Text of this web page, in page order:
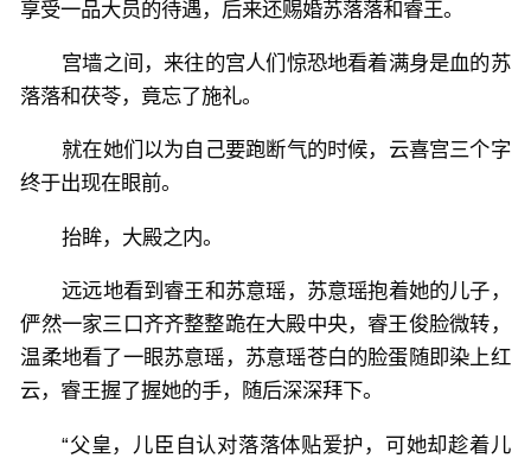
享受一品大员的待遇，后来还赐婚苏落落和睿王。
宫墙之间，来往的宫人们惊恐地看着满身是血的苏
落落和茯苓，竟忘了施礼。
就在她们以为自己要跑断气的时候，云喜宫三个字
终于出现在眼前。
抬眸，大殿之内。
远远地看到睿王和苏意瑶，苏意瑶抱着她的儿子，
俨然一家三口齐齐整整跪在大殿中央，睿王俊脸微转，
温柔地看了一眼苏意瑶，苏意瑶苍白的脸蛋随即染上红
云，睿王握了握她的手，随后深深拜下。
“父皇，儿臣自认对落落体贴爱护，可她却趁着儿